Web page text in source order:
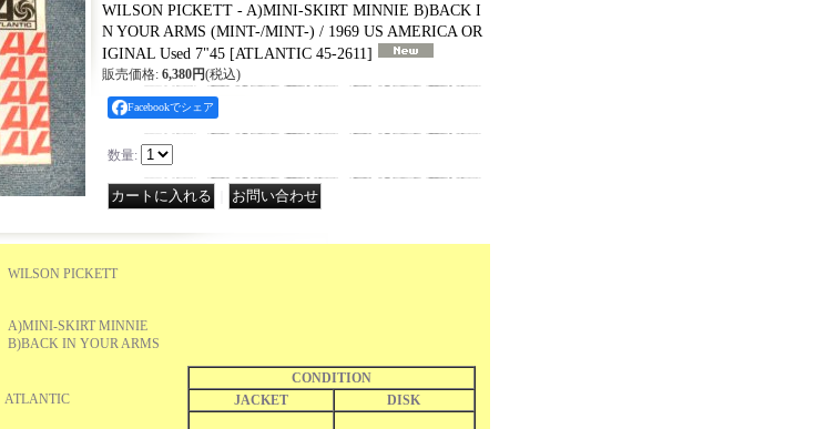
WILSON PICKETT - A)MINI-SKIRT MINNIE B)BACK I
N YOUR ARMS (MINT-/MINT-) / 1969 US AMERICA OR
IGINAL Used 7"45 [ATLANTIC 45-2611]
販売価格: 6,380円(税込)
Facebookでシェア
数量:
WILSON PICKETT
A)MINI-SKIRT MINNIE
B)BACK IN YOUR ARMS
ATLANTIC
CONDITION
JACKET
DISK